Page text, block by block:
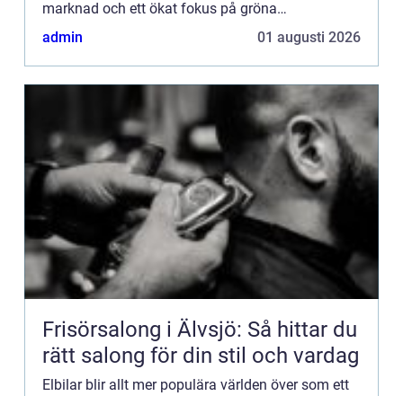
marknad och ett ökat fokus på gröna
innovationsl&...
admin 01 augusti 2026
Frisörsalong i Älvsjö: Så hittar du
rätt salong för din stil och vardag
Elbilar blir allt mer populära världen över som ett